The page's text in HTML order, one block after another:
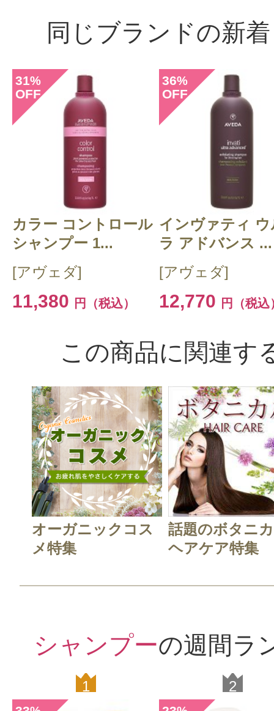
zum 様
／40代前半
購入品：ニュートリプレニッシュ シ
ープ
保湿力を期待して購入。期待通り
す。冬の乾燥している時期にとても
同じシリーズの洗い流さないトリー
用すると尚良かったです。
このコスメのレビューを書いて
クチコミを投稿する
CT会員様は、マイページの「購
らクチコミ投稿すると1 商品に
ントプレゼント！
同じブランドの新
31%
OFF
カラー コントロール
シャンプー 1...
[アヴェダ]
11,380 円（税込）
36%
OFF
インヴァティ ウ
ラ アドバンス ...
[アヴェダ]
12,770 円（税込
この商品に関連す
オーガニックコス
メ特集
話題のボタニ
ヘアケア特集
シャンプーの週間ラ
1 2